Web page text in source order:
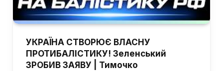
УКРАЇНА СТВОРЮЄ ВЛАСНУ
ПРОТИБАЛІСТИКУ! Зеленський
ЗРОБИВ ЗАЯВУ | Тимочко